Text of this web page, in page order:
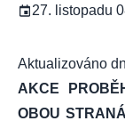
27. listopadu
Aktualizováno
AKCE
OBOU